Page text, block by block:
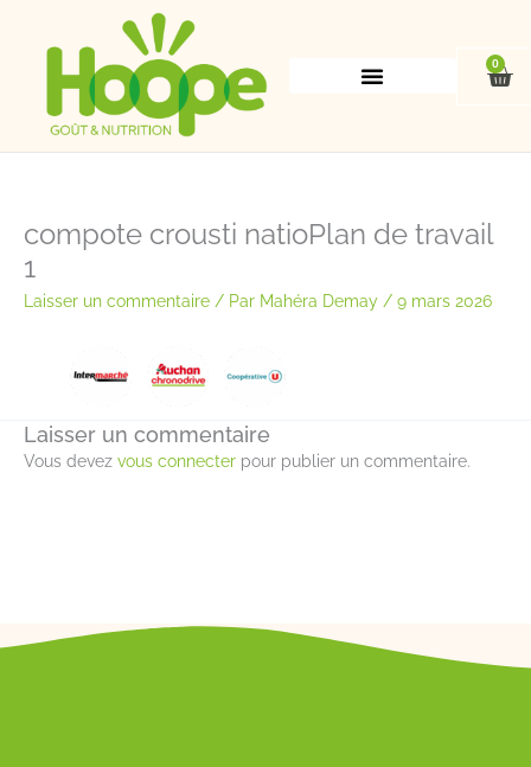
0
compote crousti natioPlan de travail
1
Laisser un commentaire / Par Mahéra Demay / 9 mars 2026
Laisser un commentaire
Vous devez vous connecter pour publier un commentaire.